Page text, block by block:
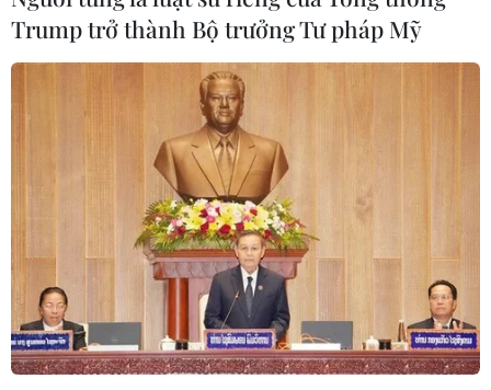
Abelardo De La Espriella nhậm chức
07/08/2026 23:12
Mỹ chi hơn 2,2 tỷ USD mua thêm 4
trung tâm giam giữ người nhập cư
trái phép
07/08/2026 22:47
Canada áp dụng biện pháp tự vệ tạm
Trump trở thành Bộ trưởng Tư pháp Mỹ